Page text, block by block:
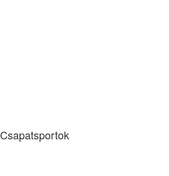
Csapatsportok